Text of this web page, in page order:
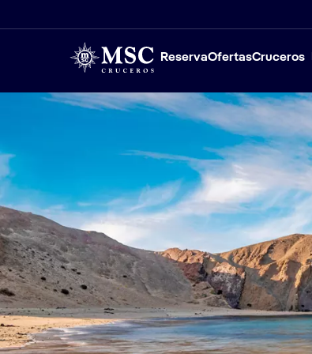
ReservaOfertasCruceros